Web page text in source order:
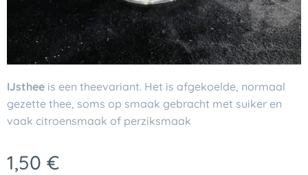
IJsthee is een theevariant. Het is afgekoelde, normaal
gezette thee, soms op smaak gebracht met suiker en
vaak citroensmaak of perziksmaak
1,50 €